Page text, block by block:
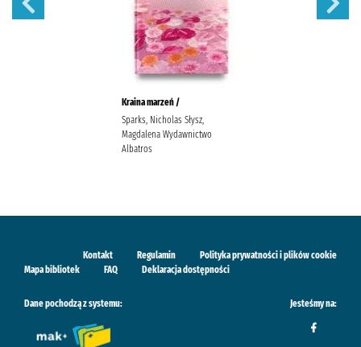
Kraina marzeń /
Sparks, Nicholas Słysz,
Magdalena Wydawnictwo
Albatros
Kontakt Regulamin
Polityka prywatności i plików cookie
Mapa bibliotek
FAQ Deklaracja dostępności
Dane pochodzą z systemu: Jesteśmy na: